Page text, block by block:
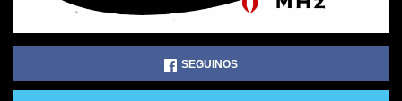
SEGUINOS